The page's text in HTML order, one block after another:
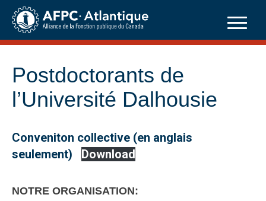
Skip
content
Postdoctorants de
l’Université Dalhousie
Conveniton collective (en anglais
seulement)
Download
NOTRE ORGANISATION: